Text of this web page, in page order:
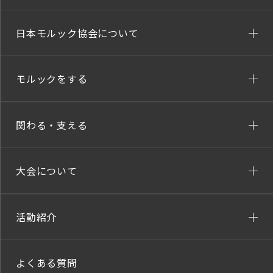
日本モルック協会について
モルックをする
関わる・支える
大会について
活動紹介
よくある質問